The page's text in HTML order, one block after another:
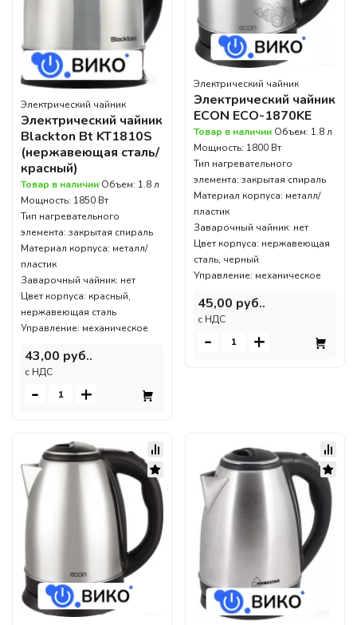
Электрический чайник
Электрический чайник
Blackton Bt KT1810S
(нержавеющая сталь/
красный)
Товар в наличии Объем: 1.8 л
Мощность: 1850 Вт
Тип нагревательного
элемента: закрытая спираль
Материал корпуса: металл/
пластик
Заварочный чайник: нет
Цвет корпуса: красный,
нержавеющая сталь
Управление: механическое
43,00 руб..
c НДС
- +
Электрический чайник
Электрический чайник
ECON ECO-1870KE
Товар в наличии Объем: 1.8 л
Мощность: 1800 Вт
Тип нагревательного
элемента: закрытая спираль
Материал корпуса: металл/
пластик
Заварочный чайник: нет
Цвет корпуса: нержавеющая
сталь, черный
Управление: механическое
45,00 руб..
c НДС
- +